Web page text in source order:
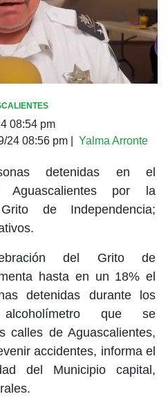
08:54 pm
24 08:56 pm Yalma Arronte
detenidas en el
Aguascalientes por la
de Independencia;
del Grito de
hasta en un 18% el
detenidas durante los
que se
calles de Aguascalientes,
accidentes, informa el
del Municipio capital,